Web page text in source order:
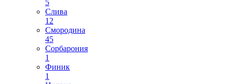
5
Слива
12
Смородина
45
Сорбарония
1
Финик
1